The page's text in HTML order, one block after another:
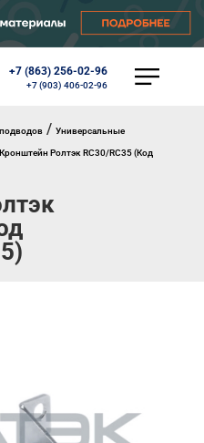
+7 (863) 256-02-96
+7 (903) 406-02-96
/ Универсальные
Кронштейн Ролтэк RC30/RC35 (Код